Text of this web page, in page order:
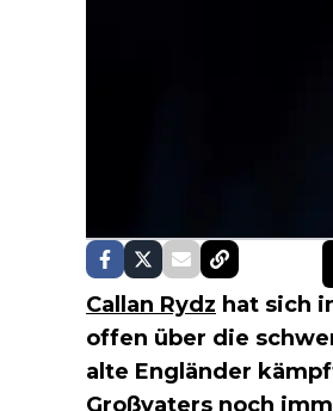
Callan Rydz hat sich
offen über die
alte Engländer
Großvaters noch